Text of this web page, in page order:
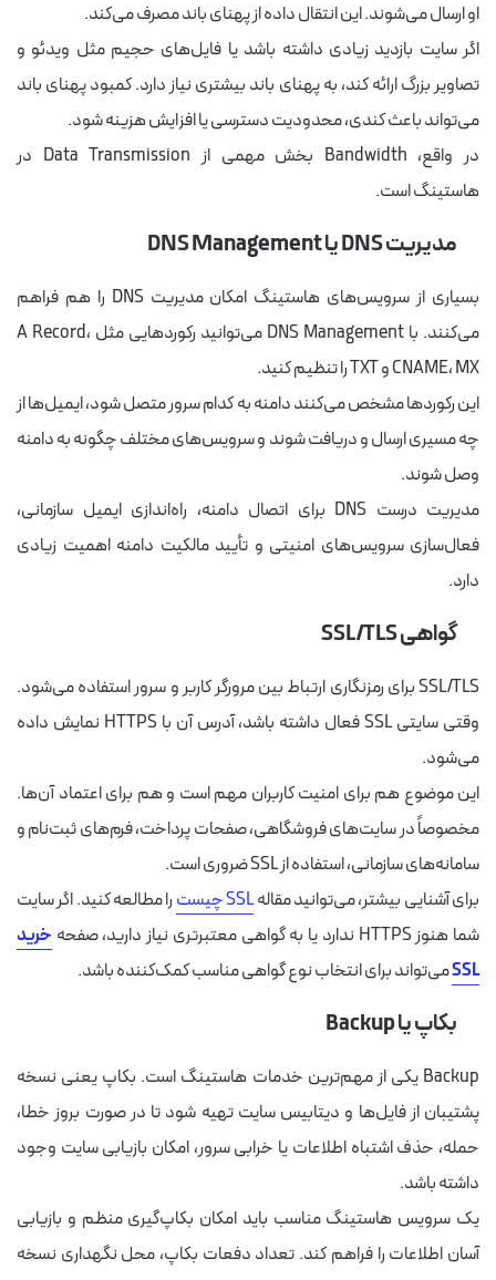
او ارسال می‌شوند. این انتقال داده از پهنای باند مصرف می‌کند.
اگر سایت بازدید زیادی داشته باشد یا فایل‌های حجیم مثل ویدئو و
تصاویر بزرگ ارائه کند، به پهنای باند بیشتری نیاز دارد. کمبود پهنای باند
می‌تواند باعث کندی، محدودیت دسترسی یا افزایش هزینه شود.
در واقع، Bandwidth بخش مهمی از Data Transmission در
هاستینگ است.
مدیریت DNS یا DNS Management
بسیاری از سرویس‌های هاستینگ امکان مدیریت DNS را هم فراهم
می‌کنند. با DNS Management می‌توانید رکوردهایی مثل A Record،
CNAME، MX و TXT را تنظیم کنید.
این رکوردها مشخص می‌کنند دامنه به کدام سرور متصل شود، ایمیل‌ها از
چه مسیری ارسال و دریافت شوند و سرویس‌های مختلف چگونه به دامنه
وصل شوند.
مدیریت درست DNS برای اتصال دامنه، راه‌اندازی ایمیل سازمانی،
فعال‌سازی سرویس‌های امنیتی و تأیید مالکیت دامنه اهمیت زیادی
دارد.
گواهی SSL/TLS
SSL/TLS برای رمزنگاری ارتباط بین مرورگر کاربر و سرور استفاده می‌شود.
وقتی سایتی SSL فعال داشته باشد، آدرس آن با HTTPS نمایش داده
می‌شود.
این موضوع هم برای امنیت کاربران مهم است و هم برای اعتماد آن‌ها.
مخصوصاً در سایت‌های فروشگاهی، صفحات پرداخت، فرم‌های ثبت‌نام و
سامانه‌های سازمانی، استفاده از SSL ضروری است.
برای آشنایی بیشتر، می‌توانید مقالهSSL چیست
را مطالعه کنید. اگر سایت
شما هنوز HTTPS ندارد یا به گواهی معتبرتری نیاز دارید، صفحه
خرید
SSLمی‌تواند برای انتخاب نوع گواهی مناسب کمک‌کننده باشد.
بکاپ یا Backup
Backup یکی از مهم‌ترین خدمات هاستینگ است. بکاپ یعنی نسخه
پشتیبان از فایل‌ها و دیتابیس سایت تهیه شود تا در صورت بروز خطا،
حمله، حذف اشتباه اطلاعات یا خرابی سرور، امکان بازیابی سایت وجود
داشته باشد.
یک سرویس هاستینگ مناسب باید امکان بکاپ‌گیری منظم و بازیابی
آسان اطلاعات را فراهم کند. تعداد دفعات بکاپ، محل نگهداری نسخه